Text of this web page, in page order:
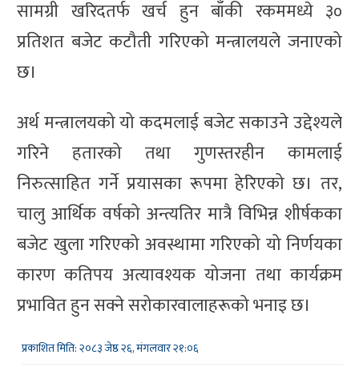
सामग्री खरिदतर्फ खर्च हुन बाँकी रकममध्ये ३०
प्रतिशत बजेट कटौती गरिएको मन्त्रालयले जनाएको
छ।
अर्थ मन्त्रालयको यो कदमलाई बजेट सकाउने उद्देश्यले
गरिने हतारको तथा गुणस्तरहीन कामलाई
निरुत्साहित गर्ने प्रयासका रूपमा हेरिएको छ। तर,
चालु आर्थिक वर्षको अन्त्यतिर मात्रै विभिन्न शीर्षकका
बजेट खुला गरिएको अवस्थामा गरिएको यो निर्णयका
कारण कतिपय अत्यावश्यक योजना तथा कार्यक्रम
प्रभावित हुन सक्ने सरोकारवालाहरूको भनाइ छ।
प्रकाशित मिति: २०८३ जेष्ठ २६, मंगलवार २१:०६